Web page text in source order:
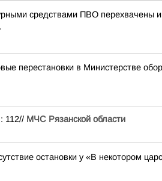
средствами ПВО перехвачены
перестановки в Министерстве
112// МЧС Рязанской области
остановки у «В некотором